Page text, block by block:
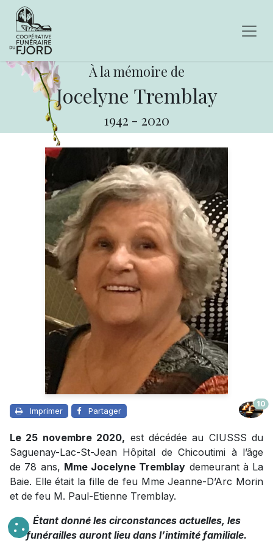
À la mémoire de
Jocelyne Tremblay
1942 - 2020
Imprimer Partager
10
Le 25 novembre 2020, est décédée au CIUSSS du
Saguenay-Lac-St-Jean Hôpital de Chicoutimi à l’âge
de 78 ans, Mme Jocelyne Tremblay demeurant à La
Baie. Elle était la fille de feu Mme Jeanne-D’Arc Morin
et de feu M. Paul-Etienne Tremblay.
Étant donné les circonstances actuelles, les
funérailles auront lieu dans l’intimité familiale.